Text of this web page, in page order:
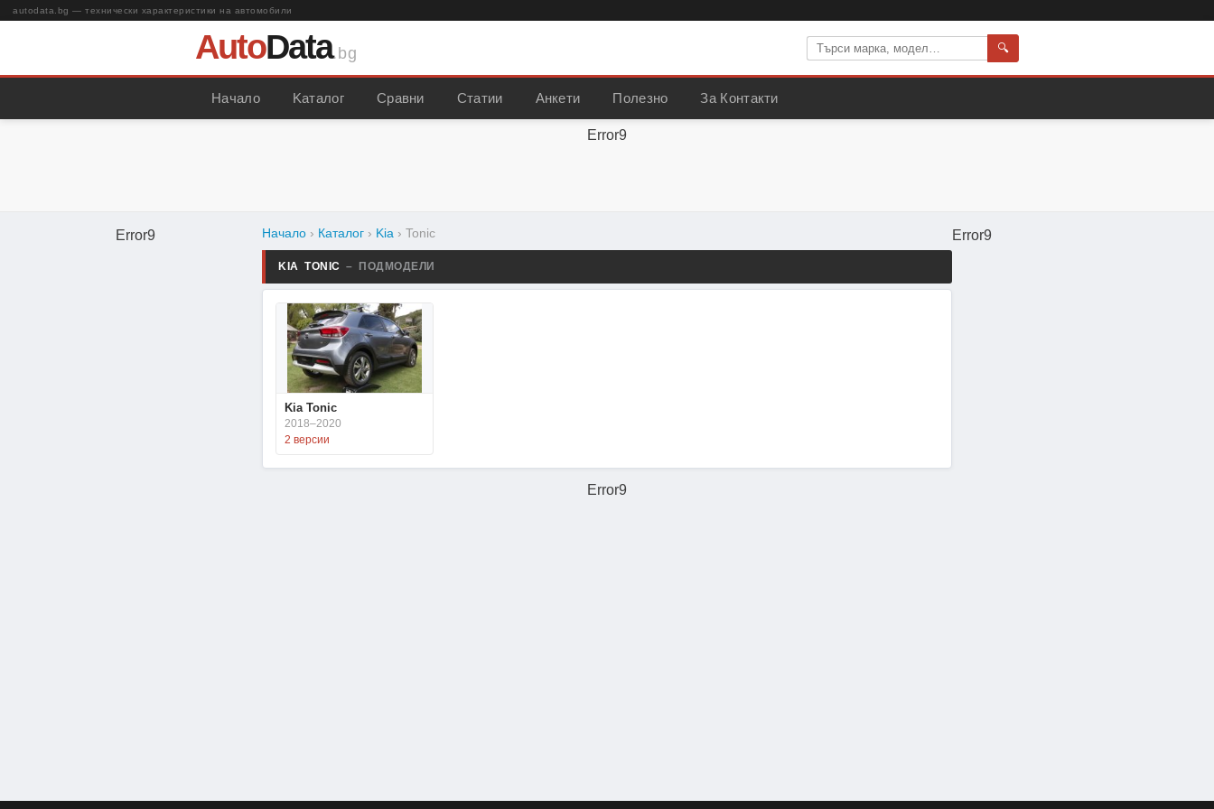
autodata.bg — технически характеристики на автомобили
AutoData.bg 🔍
Начало Kаталог Сравни Статии Анкети Полезно За Контакти
Error9
Error9 Начало › Каталог › Kia › Tonic
KIA TONIC – ПОДМОДЕЛИ
Kia Tonic
2018–2020
2 версии
Error9
Error9